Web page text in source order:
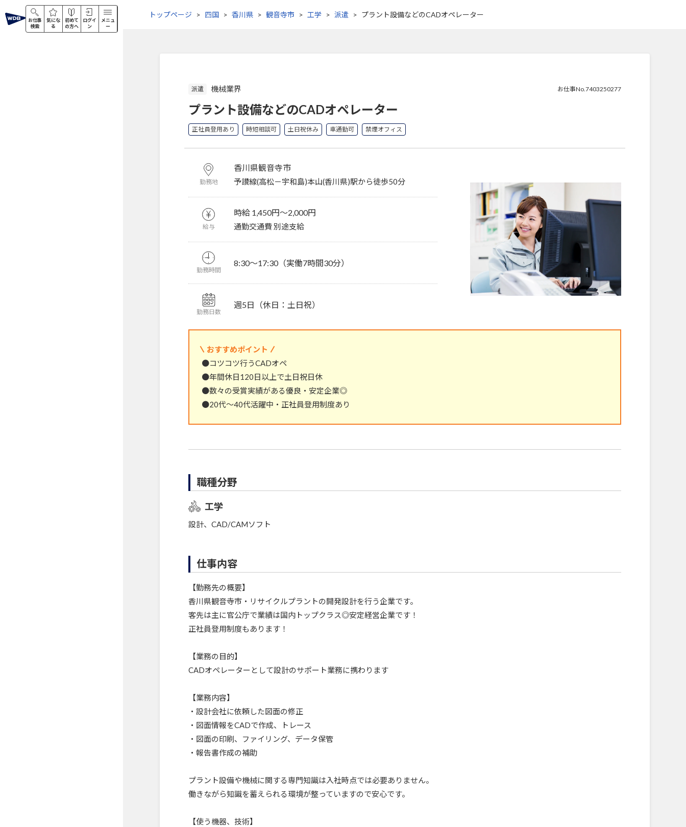
お仕事
検索
気にな
る
初めて
の方へ
ログイ
ン
メニュ
ー
トップページ 四国 香川県 観音寺市 工学 派遣 プラント設備などのCADオペレーター
派遣 機械業界 お仕事No.7403250277
プラント設備などのCADオペレーター
正社員登用あり 時短相談可 土日祝休み 車通勤可 禁煙オフィス
勤務地
香川県観音寺市
予讃線(高松－宇和島)本山(香川県)駅から徒歩50分
給与
時給 1,450円〜2,000円
通勤交通費 別途支給
勤務時間
8:30～17:30（実働7時間30分）
勤務日数
週5日（休日：土日祝）
おすすめポイント
●コツコツ行うCADオペ
●年間休日120日以上で土日祝日休
●数々の受賞実績がある優良・安定企業◎
●20代～40代活躍中・正社員登用制度あり
職種分野
工学
設計、CAD/CAMソフト
仕事内容
【勤務先の概要】
香川県観音寺市・リサイクルプラントの開発設計を行う企業です。
客先は主に官公庁で業績は国内トップクラス◎安定経営企業です！
正社員登用制度もあります！
【業務の目的】
CADオペレーターとして設計のサポート業務に携わります
【業務内容】
・設計会社に依頼した図面の修正
・図面情報をCADで作成、トレース
・図面の印刷、ファイリング、データ保管
・報告書作成の補助
プラント設備や機械に関する専門知識は入社時点では必要ありません。
働きながら知識を蓄えられる環境が整っていますので安心です。
【使う機器、技術】